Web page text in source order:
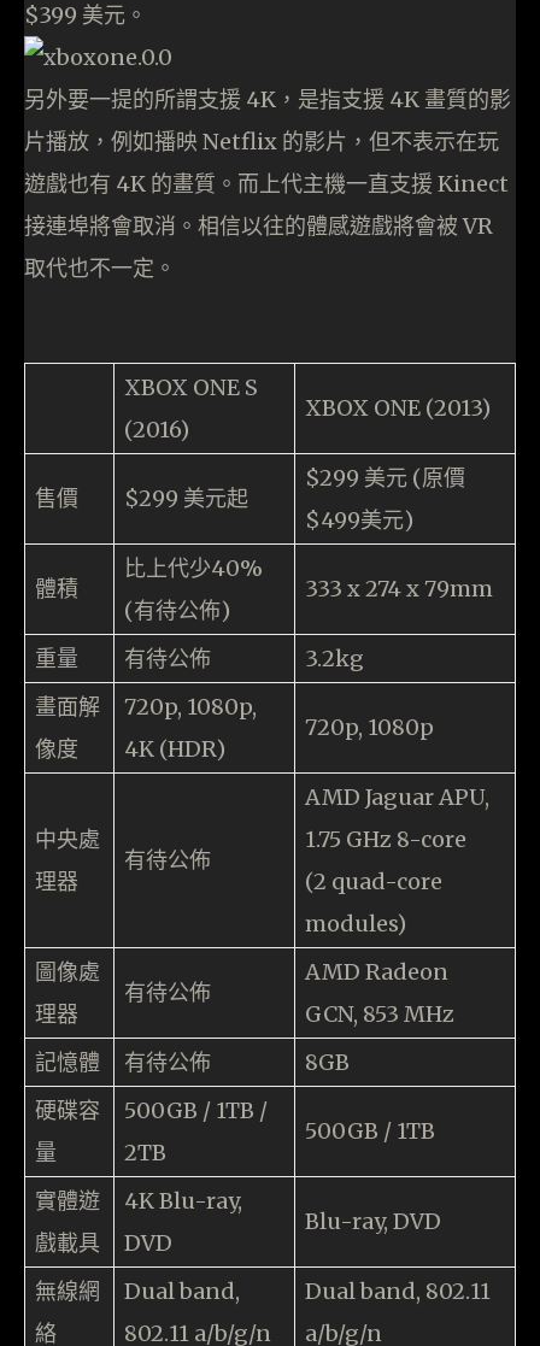
$399 美元。
另外要一提的所謂支援 4K，是指支援 4K 畫質的影
片播放，例如播映 Netflix 的影片，但不表示在玩
遊戲也有 4K 的畫質。而上代主機一直支援 Kinect
接連埠將會取消。相信以往的體感遊戲將會被 VR
取代也不一定。
XBOX ONE S
(2016)
XBOX ONE (2013)
售價 $299 美元起
$299 美元 (原價
$499美元)
體積
比上代少40%
(有待公佈)
333 x 274 x 79mm
重量 有待公佈
3.2kg
畫面解
像度
720p, 1080p,
4K (HDR)
720p, 1080p
中央處
理器
有待公佈
AMD Jaguar APU,
1.75 GHz 8-core
(2 quad-core
modules)
圖像處
理器
有待公佈
AMD Radeon
GCN, 853 MHz
記憶體
有待公佈
8GB
硬碟容
量
500GB / 1TB /
2TB
500GB / 1TB
實體遊
戲載具
4K Blu-ray,
DVD
Blu-ray, DVD
無線網
絡
Dual band,
802.11 a/b/g/n
Dual band, 802.11
a/b/g/n